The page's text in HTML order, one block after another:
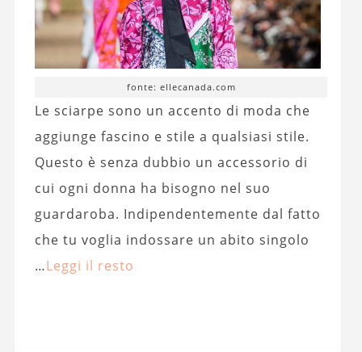
fonte: ellecanada.com
Le sciarpe sono un accento di moda che
aggiunge fascino e stile a qualsiasi stile.
Questo è senza dubbio un accessorio di
cui ogni donna ha bisogno nel suo
guardaroba. Indipendentemente dal fatto
che tu voglia indossare un abito singolo
…Leggi il resto